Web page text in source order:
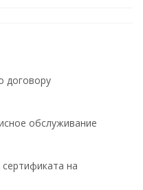
договору
обслуживание
на